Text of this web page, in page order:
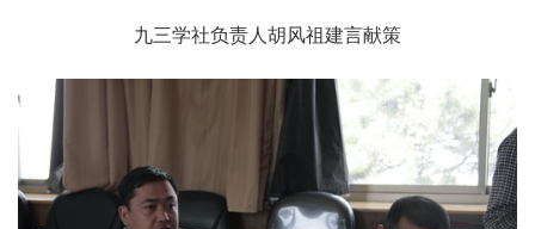
九三学社负责人胡风祖建言献策